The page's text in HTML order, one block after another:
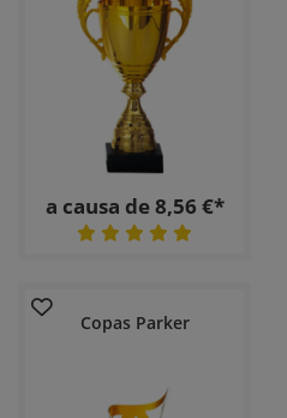
a causa de 8,56 €*
Copas Parker